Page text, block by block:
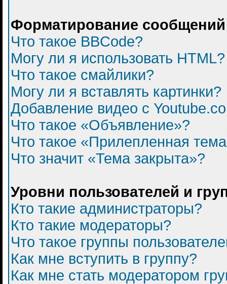
Форматирование
Что такое BBCode?
Могу ли я использовать HTML?
Что такое смайлики?
Могу ли я вставлять картинки?
Добавление видео с
Что такое «Объявление»?
Что такое «Прилепленная
Что значит «Тема закрыта»?
Уровни пользователей и
Кто такие администраторы?
Кто такие модераторы?
Что такое группы
Как мне вступить в группу?
Как мне стать модератором